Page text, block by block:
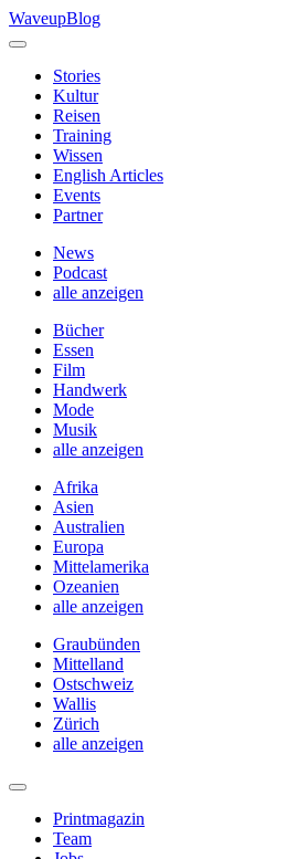
Skip
to
WaveupBlog
Stories
Kultur
Reisen
Training
Wissen
English Articles
Events
Partner
News
Podcast
alle anzeigen
Bücher
Essen
Film
Handwerk
Mode
Musik
alle anzeigen
Afrika
Asien
Australien
Europa
Mittelamerika
Ozeanien
alle anzeigen
Graubünden
Mittelland
Ostschweiz
Wallis
Zürich
alle anzeigen
Printmagazin
Team